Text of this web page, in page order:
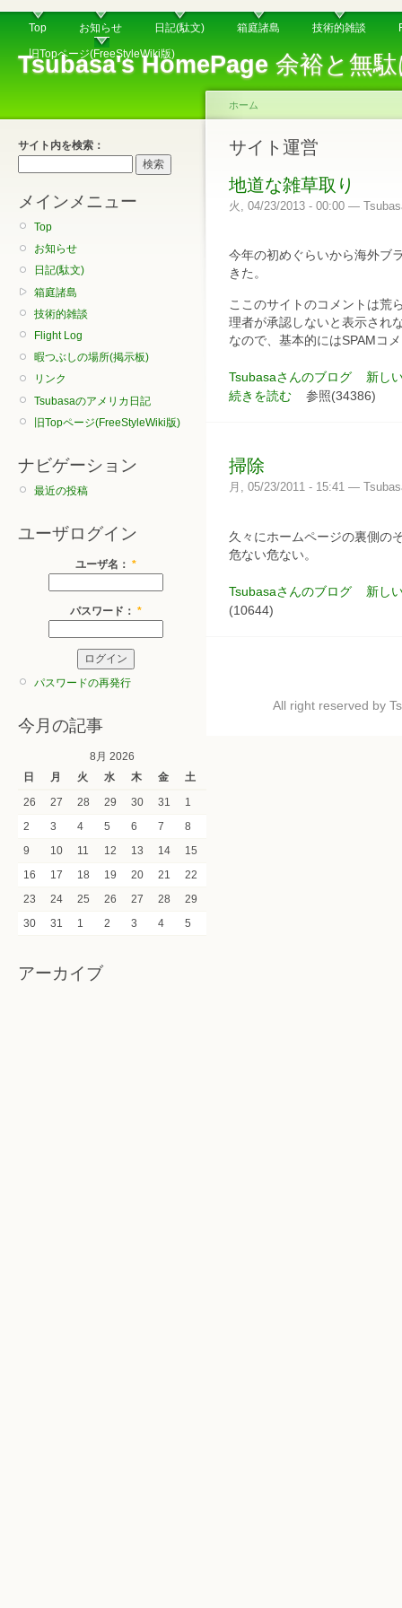
Tsubasa's HomePage余裕と無駄
Top お知らせ 日記(駄文) 箱庭諸島 技術的雑談
旧Topページ(FreeStyleWiki版)
サイト内を検索：
メインメニュー
Top
お知らせ
日記(駄文)
箱庭諸島
技術的雑談
Flight Log
暇つぶしの場所(掲示板)
リンク
Tsubasaのアメリカ日記
旧Topページ(FreeStyleWiki版)
ナビゲーション
最近の投稿
ユーザログイン
ユーザ名： *
パスワード： *
パスワードの再発行
今月の記事
8月 2026
日
月 火 水 木 金
土
26
27 28 29 30 31
1
2
3 4 5 6 7
8
9
10 11 12 13 14
15
16
17 18 19 20 21
22
23
24 25 26 27 28
29
30
31 1 2 3 4 5
アーカイブ
ホーム
サイト運営
地道な雑草取り
火, 04/23/2013 - 00:00 —
今年の初めぐらいから海外ブ
きた。
ここのサイトのコメントは荒
理者が承認しないと表示され
なので、基本的にはSPAMコ
Tsubasaさんのブログ
新し
続きを読む
参照(34386)
掃除
月, 05/23/2011 - 15:41 —
久々にホームページの裏側の
危ない危ない。
Tsubasaさんのブログ
新し
(10644)
All right reserved by